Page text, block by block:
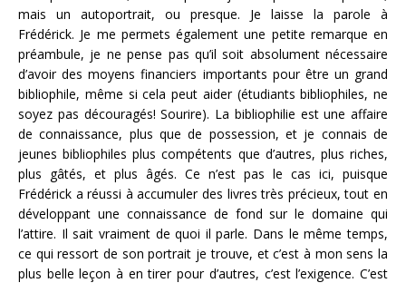
mais un autoportrait, ou presque. Je laisse la parole à
Frédérick. Je me permets également une petite remarque en
préambule, je ne pense pas qu’il soit absolument nécessaire
d’avoir des moyens financiers importants pour être un grand
bibliophile, même si cela peut aider (étudiants bibliophiles, ne
soyez pas découragés! Sourire). La bibliophilie est une affaire
de connaissance, plus que de possession, et je connais de
jeunes bibliophiles plus compétents que d’autres, plus riches,
plus gâtés, et plus âgés. Ce n’est pas le cas ici, puisque
Frédérick a réussi à accumuler des livres très précieux, tout en
développant une connaissance de fond sur le domaine qui
l’attire. Il sait vraiment de quoi il parle. Dans le même temps,
ce qui ressort de son portrait je trouve, et c’est à mon sens la
plus belle leçon à en tirer pour d’autres, c’est l’exigence. C’est